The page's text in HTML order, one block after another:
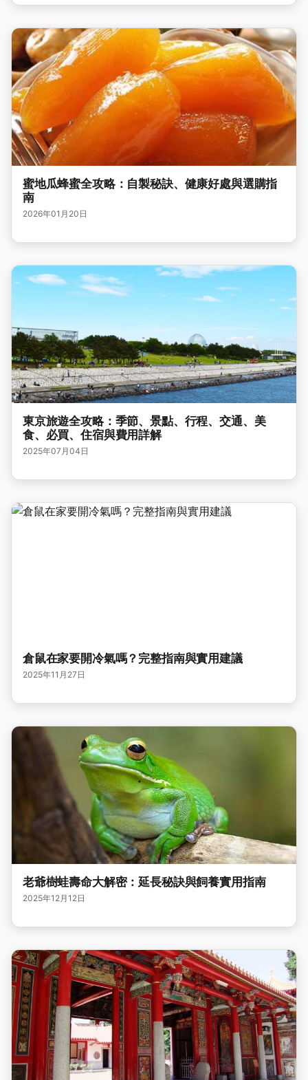
蜜地瓜蜂蜜全攻略：自製秘訣、健康好處與選購指
南
2026年01月20日
東京旅遊全攻略：季節、景點、行程、交通、美
食、必買、住宿與費用詳解
2025年07月04日
倉鼠在家要開冷氣嗎？完整指南與實用建議
2025年11月27日
老爺樹蛙壽命大解密：延長秘訣與飼養實用指南
2025年12月12日